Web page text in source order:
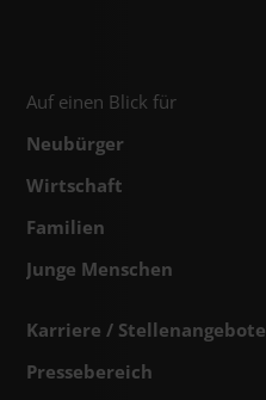
Auf einen Blick für
Neubürger
Wirtschaft
Familien
Junge Menschen
Karriere / Stellenangebote
Pressebereich